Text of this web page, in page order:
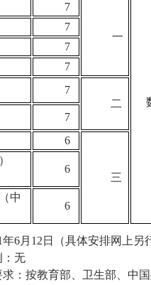
7
一
7
7
7
7
二
7
6
三
6
中
6
6月12日（具体安排网上另
：无
：按教育部、卫生部、中